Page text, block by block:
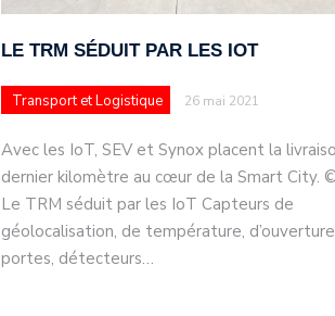
LE TRM SÉDUIT PAR LES IOT
Transport et Logistique 26 mai 2021
Avec les IoT, SEV et Synox placent la
dernier kilomètre au cœur de la Smart City.
Le TRM séduit par les IoT Capteurs de
géolocalisation, de température,
portes, détecteurs…